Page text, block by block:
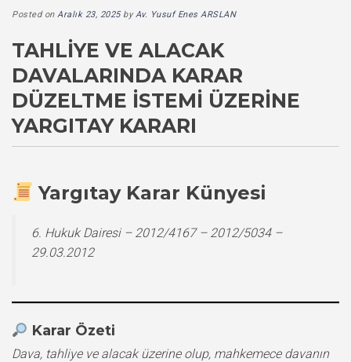
Posted on Aralık 23, 2025byAv. Yusuf Enes ARSLAN
TAHLIYE VE ALACAK
DAVALARINDA KARAR
DÜZELTME İSTEMI ÜZERINE
YARGITAY KARARI
Yargıtay Karar Künyesi
6. Hukuk Dairesi – 2012/4167 – 2012/5034 –
29.03.2012
Karar Özeti
Dava, tahliye ve alacak üzerine olup, mahkemece davanın